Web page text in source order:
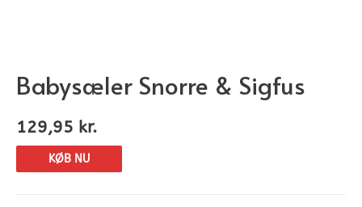
Babysæler Snorre & Sigfus
129,95 kr.
KØB NU